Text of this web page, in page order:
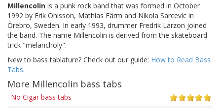
Millencolin is a punk rock band that was formed in October
1992 by Erik Ohlsson, Mathias Färm and Nikola Sarcevic in
Örebro, Sweden. In early 1993, drummer Fredrik Larzon joined
the band. The name Millencolin is derived from the skateboard
trick "melancholy".
New to bass tablature? Check out our guide: How to Read Bass
Tabs.
More Millencolin bass tabs
No Cigar bass tabs